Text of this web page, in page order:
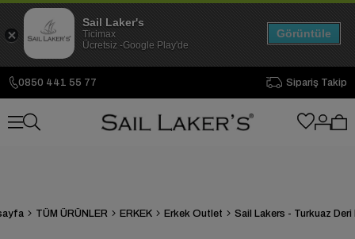
0850 441 55 77 Sipariş Takip
TÜM ÜRÜNLER ERKEK Erkek Outlet
Sail Laker's
Ticimax
Ücretsiz -Google Play'de
Görüntüle